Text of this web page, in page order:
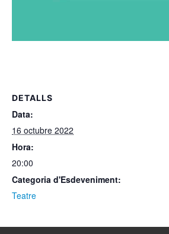
DETALLS
Data:
16 octubre 2022
Hora:
20:00
Categoria d'Esdeveniment:
Teatre